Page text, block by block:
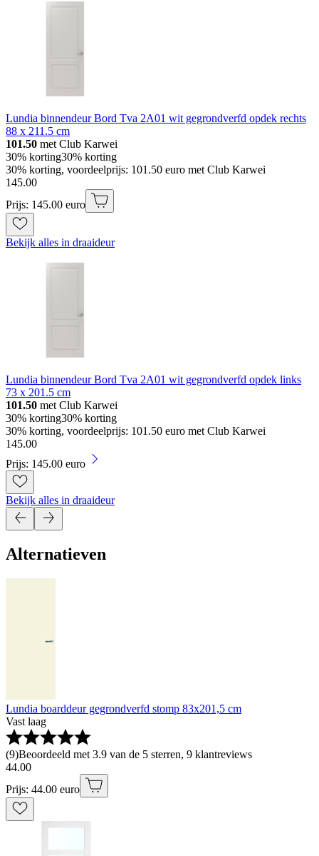
Lundia binnendeur Bord Tva 2A01 wit gegrondverfd opdek rechts
88 x 211.5 cm
101.50 met Club Karwei
30% korting30% korting
30% korting, voordeelprijs: 101.50 euro met Club Karwei
145.00
Prijs: 145.00 euro
Bekijk alles in draaideur
Lundia binnendeur Bord Tva 2A01 wit gegrondverfd opdek links
73 x 201.5 cm
101.50 met Club Karwei
30% korting30% korting
30% korting, voordeelprijs: 101.50 euro met Club Karwei
145.00
Prijs: 145.00 euro
Bekijk alles in draaideur
Alternatieven
Lundia boarddeur gegrondverfd stomp 83x201,5 cm
Vast laag
(9)Beoordeeld met 3.9 van de 5 sterren, 9 klantreviews
44.00
Prijs: 44.00 euro